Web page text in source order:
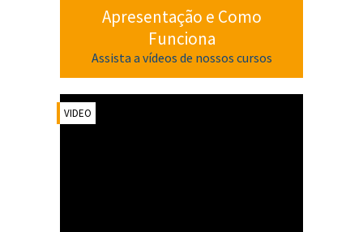
Apresentação e Como
Funciona
Assista a vídeos de nossos cursos
VIDEO